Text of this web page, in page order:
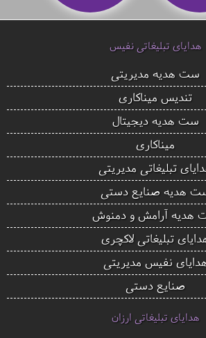
هدایای تبلیغاتی نفیس
ست هدیه مدیریتی
تندیس میناکاری
ست هدیه دیجیتال
میناکاری
تبلیغاتی مدیریتی
هدیه صنایع دستی
هدیه آرامش و دمنوش
تبلیغاتی لاکچری
نفیس مدیریتی
صنایع دستی
هدایای تبلیغاتی ارزان